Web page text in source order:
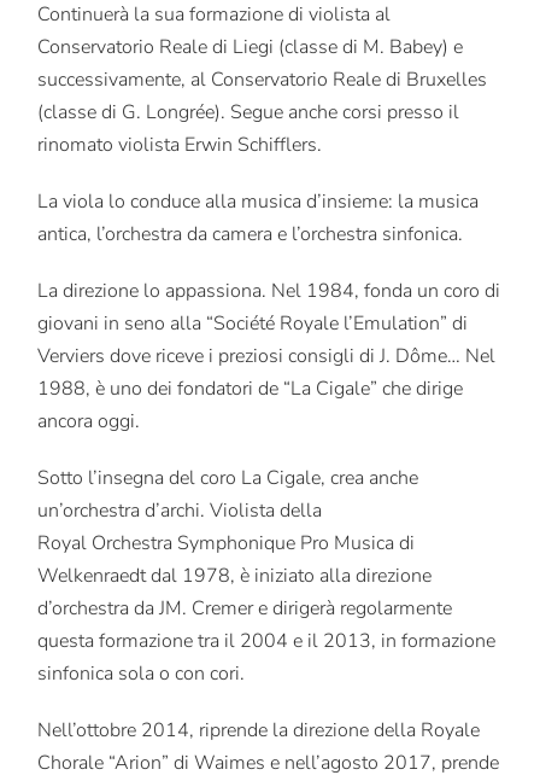
Continuerà la sua formazione di violista al
Conservatorio Reale di Liegi (classe di M. Babey) e
successivamente, al Conservatorio Reale di Bruxelles
(classe di G. Longrée). Segue anche corsi presso il
rinomato violista Erwin Schifflers.
La viola lo conduce alla musica d’insieme: la musica
antica, l’orchestra da camera e l’orchestra sinfonica.
La direzione lo appassiona. Nel 1984, fonda un coro di
giovani in seno alla “Société Royale l’Emulation” di
Verviers dove riceve i preziosi consigli di J. Dôme… Nel
1988, è uno dei fondatori de “La Cigale” che dirige
ancora oggi.
Sotto l’insegna del coro La Cigale, crea anche
un’orchestra d’archi. Violista della
Royal Orchestra Symphonique Pro Musica di
Welkenraedt dal 1978, è iniziato alla direzione
d’orchestra da JM. Cremer e dirigerà regolarmente
questa formazione tra il 2004 e il 2013, in formazione
sinfonica sola o con cori.
Nell’ottobre 2014, riprende la direzione della Royale
Chorale “Arion” di Waimes e nell’agosto 2017, prende